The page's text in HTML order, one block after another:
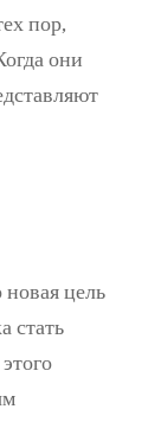
пор,
они
цель
стать